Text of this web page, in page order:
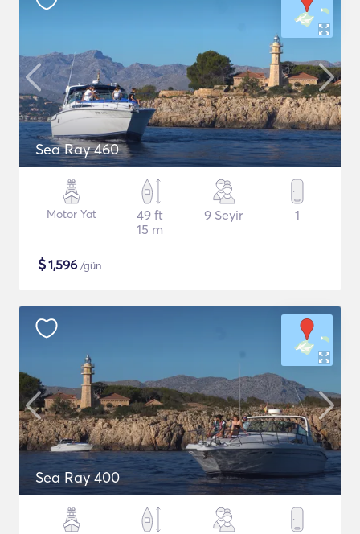
Sea Ray 460
Motor Yat
49 ft
15 m
9 Seyir 1
$1,596 /gün
Sea Ray 400